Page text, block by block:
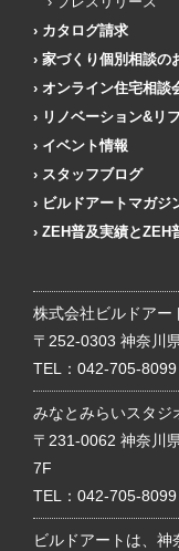
カタログ請求
家づくり個別相談の
オンライン住宅相談
リノベーション&リ
イベント情報
スタッフブログ
ビルドアートマガジ
ZEH普及実績とZEH
株式会社ビルドアー
〒252-0303 神奈川
TEL： 042-705-8099
みなとみらいスタジ
〒231-0062 神奈川
7F
TEL： 042-705-8099
ビルドアートは、